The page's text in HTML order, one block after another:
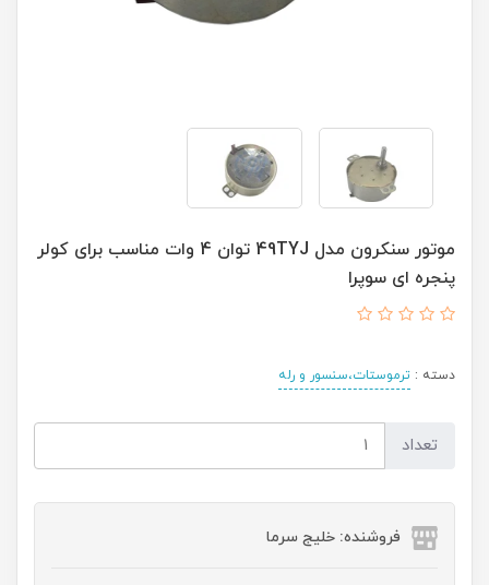
موتور سنکرون مدل 49TYJ توان 4 وات مناسب برای کولر
پنجره ای سوپرا
دسته : ترموستات،سنسور و رله
تعداد
فروشنده: خلیج سرما